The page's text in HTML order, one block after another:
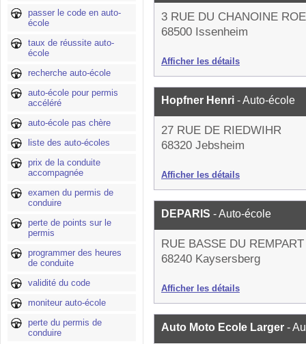
passer le code en auto-
école
taux de réussite auto-
école
recherche auto-école
auto-école pour permis
accéléré
auto-école pas chère
liste des auto-écoles
prix de la conduite
accompagnée
examen du permis de
conduire
perte de points sur le
permis
programmer des heures
de conduite
validité du code
moniteur auto-école
perte du permis de
conduire
3 RUE DU CHANOINE
68500 Issenheim
Afficher les détails
Hopfner Henri - Auto-école
27 RUE DE RIEDWIHR
68320 Jebsheim
Afficher les détails
DEPARIS - Auto-école
RUE BASSE DU REMPART
68240 Kaysersberg
Afficher les détails
Auto Moto Ecole Larger -